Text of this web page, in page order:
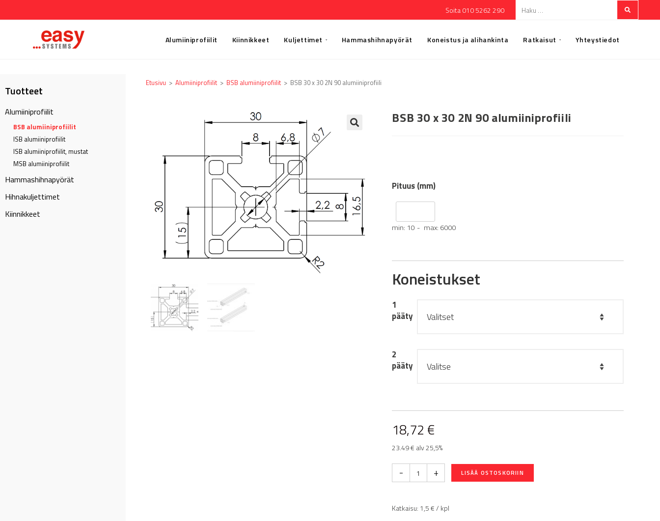
Soita 010 5262 290
Alumiiniprofiilit Kiinnikkeet Kuljettimet Hammashihnapyörät Koneistus ja alihankinta Ratkaisut Yhteystiedot
Tuotteet
Alumiiniprofiilit
BSB alumiiniprofiilit
ISB alumiiniprofiilit
ISB alumiiniprofiilit, mustat
MSB alumiiniprofiilit
Hammashihnapyörät
Hihnakuljettimet
Kiinnikkeet
Etusivu > Alumiiniprofiilit > BSB alumiiniprofiilit > BSB 30 x 30 2N 90 alumiiniprofiili
BSB 30 x 30 2N 90 alumiiniprofiili
Pituus (mm)
min: 10 max: 6000
Koneistukset
1
pääty
2
pääty
18,72 €
23.49 € alv 25,5%
- + LISÄÄ OSTOSKORIIN
Katkaisu: 1,5€ / kpl